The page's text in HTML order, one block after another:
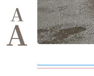
A
A